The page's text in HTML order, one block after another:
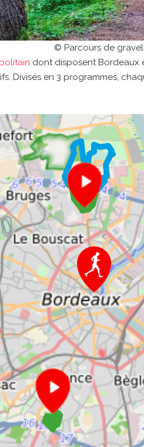
© Parcours de
dont disposent Bordeaux
Divisés en 3 programmes,